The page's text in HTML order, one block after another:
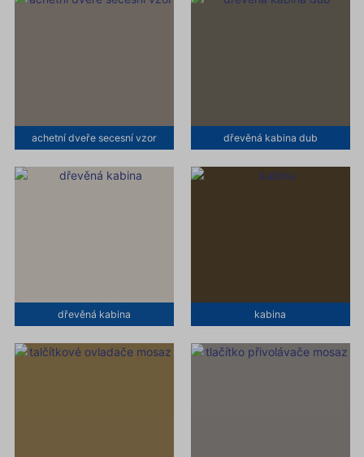
achetní dveře secesní vzor dřevěná kabina dub
dřevěná kabina kabina